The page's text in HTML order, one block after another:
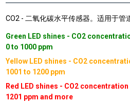
CO2 - 二氧化碳水平传感器。适用于管
Green LED shines - CO2
0 to 1000 ppm
Yellow LED shines - CO2
1001 to 1200 ppm
Red LED shines - CO2 concentration
1201 ppm and more